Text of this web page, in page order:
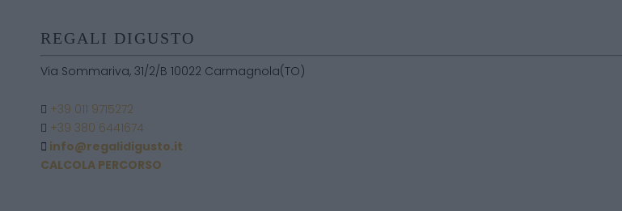
REGALI DIGUSTO
Via Sommariva, 31/2/B 10022 Carmagnola(TO)
+39 011 9715272
+39 380 6441674
info@regalidigusto.it
CALCOLA PERCORSO